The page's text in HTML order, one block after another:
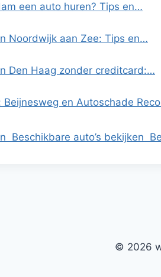
een auto huren? Tips en…
Noordwijk aan Zee: Tips en…
Den Haag zonder creditcard:…
en Autoschade
Beschikbare auto’s bekijken
© 2026